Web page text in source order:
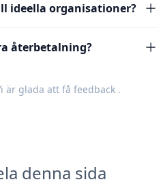
ideella organisationer?
återbetalning?
är glada att få feedback .
denna sida